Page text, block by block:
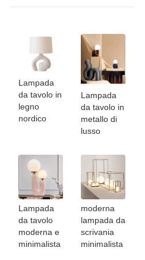
Lampada
da tavolo in
legno
nordico
Lampada
da tavolo in
metallo di
lusso
Lampada
da tavolo
moderna e
minimalista
moderna
lampada da
scrivania
minimalista